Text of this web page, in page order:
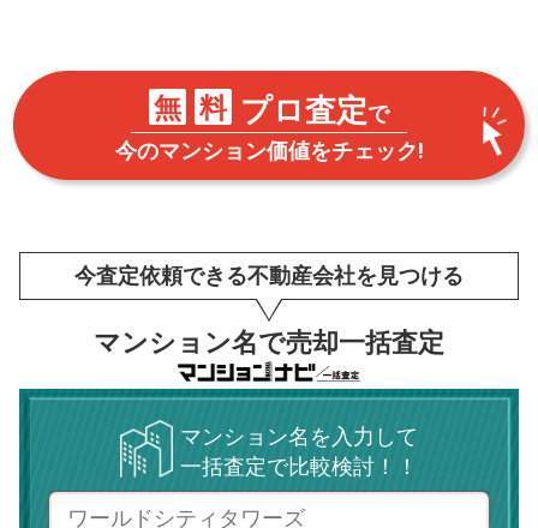
NEW!
無 料 プロ査定で
今のマンション価値をチェック!
今査定依頼できる不動産会社を見つける
マンション名で売却一括査定
マンション名を入力して
一括査定で比較検討！！